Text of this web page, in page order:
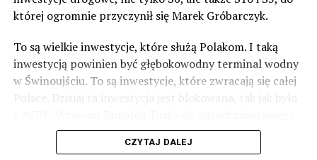
której ogromnie przyczynił się Marek Gróbarczyk.
To są wielkie inwestycje, które służą Polakom. I taką
inwestycją powinien być głębokowodny terminal wodny
w Świnoujściu. To są inwestycje, które zwracają się całej
Polsce. Dzisiaj ta inwestycja jest blokowana, tak jak było
odblokowania CPK.
CZYTAJ DALEJ